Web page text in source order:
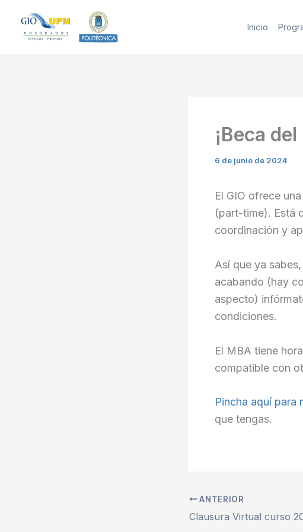
contenido
Inicio
¡Beca
6 de junio de 2024
El GIO ofrece
(part-time). Está
coordinación y
Así que ya
acabando (hay
aspecto)
condiciones.
El MBA tiene
compatible con
Pincha aquí para
que tengas.
ANTERIOR
Clausura Virtual curso